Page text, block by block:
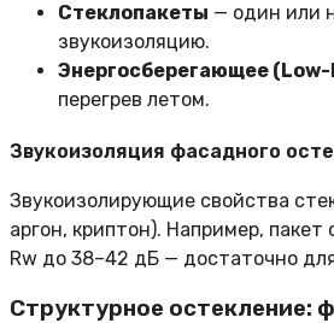
Стеклопакеты — один или
звукоизоляцию.
Энергосберегающее (Low-
перегрев летом.
Звукоизоляция фасадного
Звукоизолирующие свойства
аргон, криптон). Например,
Rw до 38–42 дБ — достаточно
Структурное остекление: